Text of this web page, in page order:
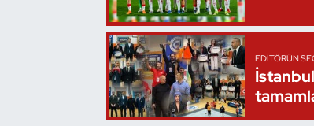
EDITÖRÜN